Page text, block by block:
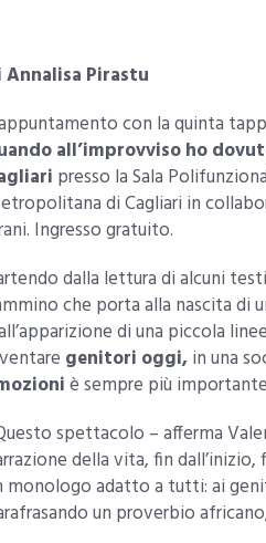
Annalisa Pirastu
con la quinta
all’improvviso ho
presso la Sala
di Cagliari in
Ingresso gratuito.
dalla lettura di alcuni
che porta alla nascita di
di una piccola
genitori oggi, in una
è sempre più
spettacolo – afferma
della vita, fin
monologo adatto a tutti: ai
un proverbio